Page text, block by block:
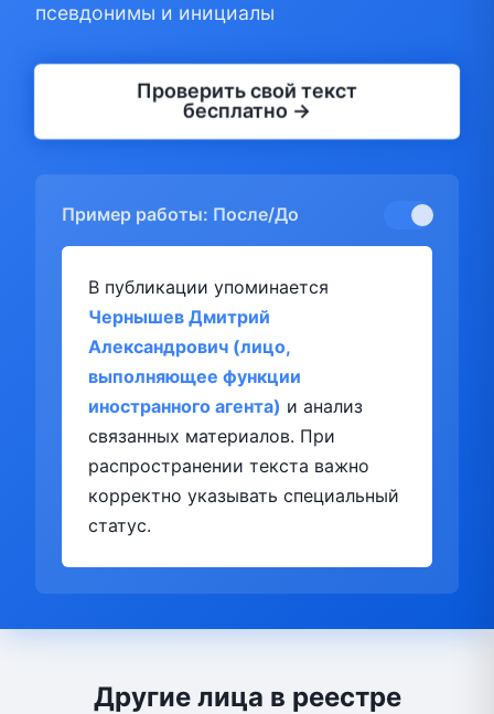
псевдонимы и инициалы
Проверить свой текст
бесплатно →
Пример работы: После/До
В публикации упоминается
Чернышев Дмитрий
Александрович (лицо,
выполняющее функции
иностранного агента) и анализ
связанных материалов. При
распространении текста важно
корректно указывать специальный
статус.
Другие лица в реестре